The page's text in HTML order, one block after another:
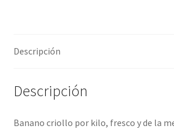
Descripción
Descripción
Banano criollo por kilo, fresco y de la